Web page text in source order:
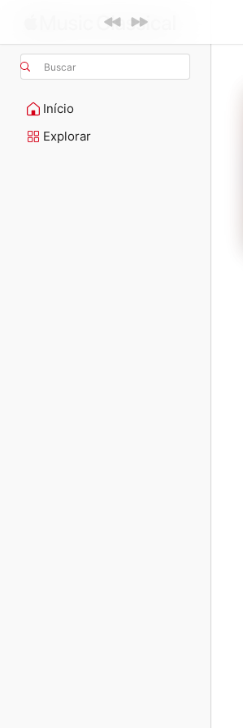
Buscar
Início
Explorar